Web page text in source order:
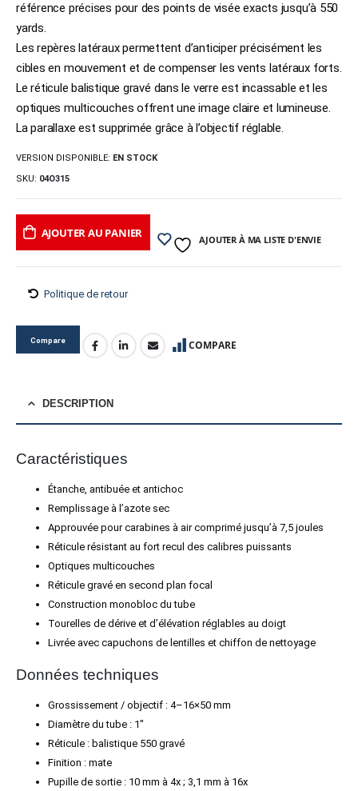
référence précises pour des points de visée exacts jusqu’à 550
yards.
Les repères latéraux permettent d’anticiper précisément les
cibles en mouvement et de compenser les vents latéraux forts.
Le réticule balistique gravé dans le verre est incassable et les
optiques multicouches offrent une image claire et lumineuse.
La parallaxe est supprimée grâce à l’objectif réglable.
VERSION DISPONIBLE: EN STOCK
SKU: 04O315
AJOUTER AU PANIER AJOUTER À MA LISTE D'ENVIE
Politique de retour
Compare COMPARE
DESCRIPTION
Caractéristiques
Étanche, antibuée et antichoc
Remplissage à l’azote sec
Approuvée pour carabines à air comprimé jusqu’à 7,5 joules
Réticule résistant au fort recul des calibres puissants
Optiques multicouches
Réticule gravé en second plan focal
Construction monobloc du tube
Tourelles de dérive et d’élévation réglables au doigt
Livrée avec capuchons de lentilles et chiffon de nettoyage
Données techniques
Grossissement / objectif : 4–16×50 mm
Diamètre du tube : 1″
Réticule : balistique 550 gravé
Finition : mate
Pupille de sortie : 10 mm à 4x ; 3,1 mm à 16x